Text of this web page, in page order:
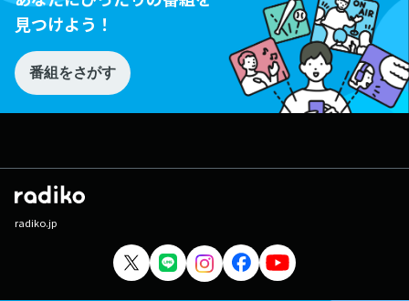
見つけよう！
番組をさがす
radiko.jp